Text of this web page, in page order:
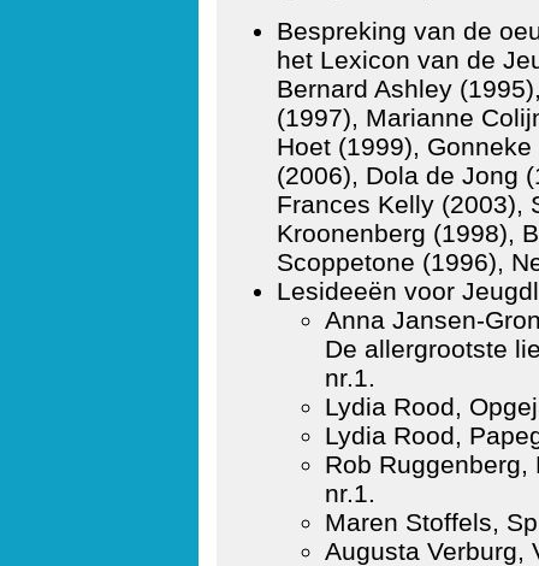
Bespreking van de
het Lexicon van de
Bernard Ashley
(1997), Marianne
Hoet (1999),
(2006), Dola de Jong
Frances Kelly (2003),
Kroonenberg (1998),
Scoppetone (1996),
Lesideeën voor
Anna Jansen-
De allergrootste
nr.1.
Lydia Rood,
Lydia Rood,
Rob Ruggenberg,
nr.1.
Maren Stoffels,
Augusta Verburg,